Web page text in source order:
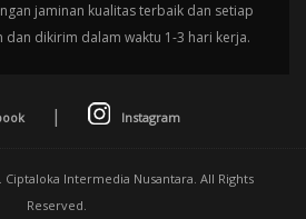
jaminan kualitas terbaik dan setiap
dan dikirim dalam waktu 1-3 hari kerja.
| Instagram
Ciptaloka Intermedia Nusantara. All Rights
Reserved.